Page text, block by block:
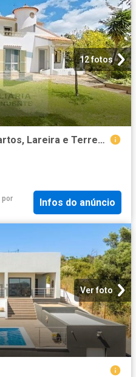
12 fotos
Moradia Isolada com 4 Quartos, Lareira e Terreno Amplo com Jardim, lote com área total de1430 m²
por
Infos do anúncio
Ver foto